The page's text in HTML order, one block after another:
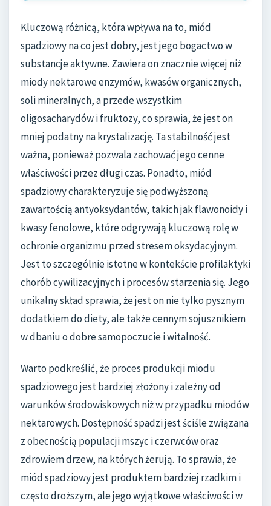
Kluczową różnicą, która wpływa na to, miód
spadziowy na co jest dobry, jest jego bogactwo w
substancje aktywne. Zawiera on znacznie więcej niż
miody nektarowe enzymów, kwasów organicznych,
soli mineralnych, a przede wszystkim
oligosacharydów i fruktozy, co sprawia, że jest on
mniej podatny na krystalizację. Ta stabilność jest
ważna, ponieważ pozwala zachować jego cenne
właściwości przez długi czas. Ponadto, miód
spadziowy charakteryzuje się podwyższoną
zawartością antyoksydantów, takich jak flawonoidy i
kwasy fenolowe, które odgrywają kluczową rolę w
ochronie organizmu przed stresem oksydacyjnym.
Jest to szczególnie istotne w kontekście profilaktyki
chorób cywilizacyjnych i procesów starzenia się. Jego
unikalny skład sprawia, że jest on nie tylko pysznym
dodatkiem do diety, ale także cennym sojusznikiem
w dbaniu o dobre samopoczucie i witalność.
Warto podkreślić, że proces produkcji miodu
spadziowego jest bardziej złożony i zależny od
warunków środowiskowych niż w przypadku miodów
nektarowych. Dostępność spadzi jest ściśle związana
z obecnością populacji mszyc i czerwców oraz
zdrowiem drzew, na których żerują. To sprawia, że
miód spadziowy jest produktem bardziej rzadkim i
często droższym, ale jego wyjątkowe właściwości w